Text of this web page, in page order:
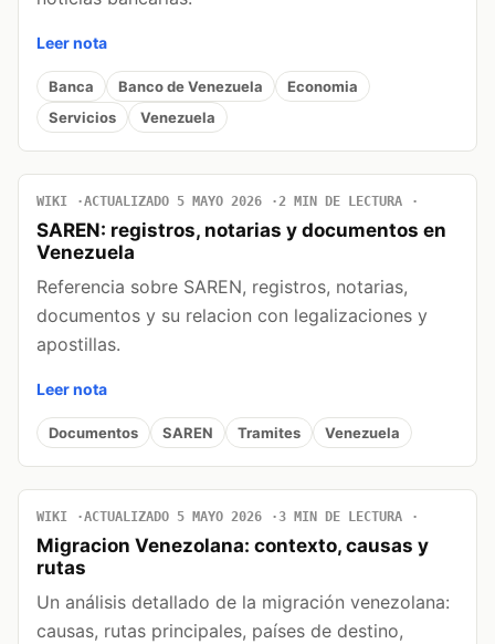
Leer nota
Banca Banco de Venezuela
Economia
Servicios
Venezuela
WIKI ACTUALIZADO 5 MAYO 2026 2 MIN DE LECTURA
SAREN: registros, notarias y documentos en
Venezuela
Referencia sobre SAREN, registros, notarias,
documentos y su relacion con legalizaciones y
apostillas.
Leer nota
Documentos SAREN Tramites Venezuela
WIKI ACTUALIZADO 5 MAYO 2026 3 MIN DE LECTURA
Migracion Venezolana: contexto, causas y
rutas
Un análisis detallado de la migración venezolana:
causas, rutas principales, países de destino,